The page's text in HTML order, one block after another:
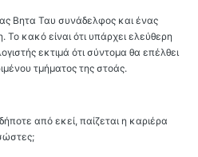
Βητα Ταυ συνάδελφος και ένας
κακό είναι ότι υπάρχει ελεύθερη
εκτιμά ότι σύντομα θα επέλθει
τμήματος της στοάς.
από εκεί, παίζεται η καριέρα